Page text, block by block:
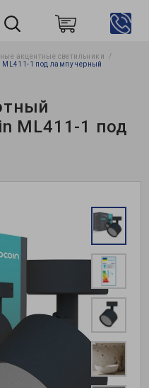
Пошук
акцентные светильники
1 под лампу черный
ML411-1 под